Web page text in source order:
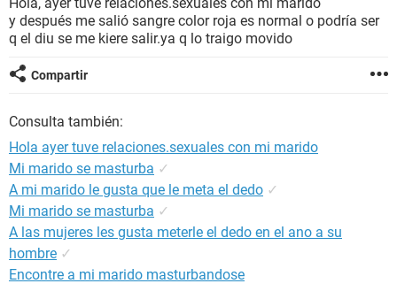
SEXUALIDAD
GLOSARIO
y después me salió sangre color roja es normal o podría ser
q el diu se me kiere salir.ya q lo traigo movido
Compartir
Consulta también:
Hola ayer tuve relaciones.sexuales con mi marido
Mi marido se masturba ✓
A mi marido le gusta que le meta el dedo ✓
Mi marido se masturba ✓
A las mujeres les gusta meterle el dedo en el ano a su
hombre ✓
Encontre a mi marido masturbandose